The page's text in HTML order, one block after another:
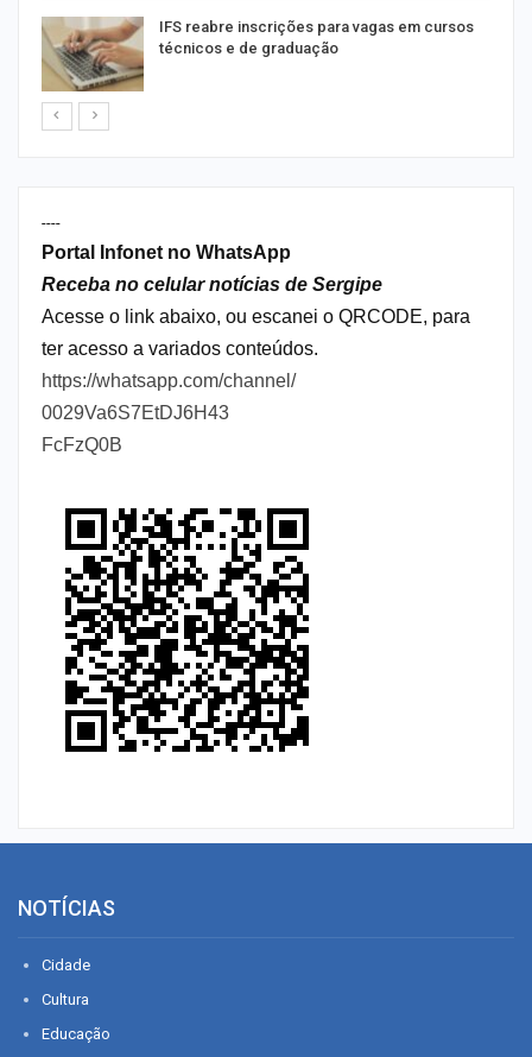
IFS reabre inscrições para vagas em cursos
técnicos e de graduação
----
Portal Infonet no WhatsApp
Receba no celular notícias de Sergipe
Acesse o link abaixo, ou escanei o QRCODE, para
ter acesso a variados conteúdos.
https://whatsapp.com/channel/
0029Va6S7EtDJ6H43
FcFzQ0B
NOTÍCIAS
Cidade
Cultura
Educação